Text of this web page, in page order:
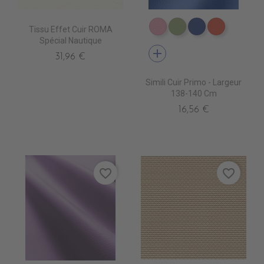
Tissu Effet Cuir ROMA
Spécial Nautique
31,96 €
EN6006EN6016EN6017 BLEU
EN6018
add
Simili Cuir Primo - Largeur
138-140 Cm
16,56 €
favorite_border favorite_border